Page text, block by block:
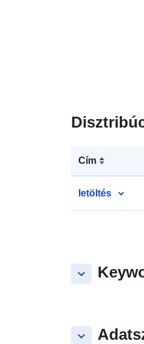
Cím
letöltés
keyboard_arrow_down
keyboard_arrow_down